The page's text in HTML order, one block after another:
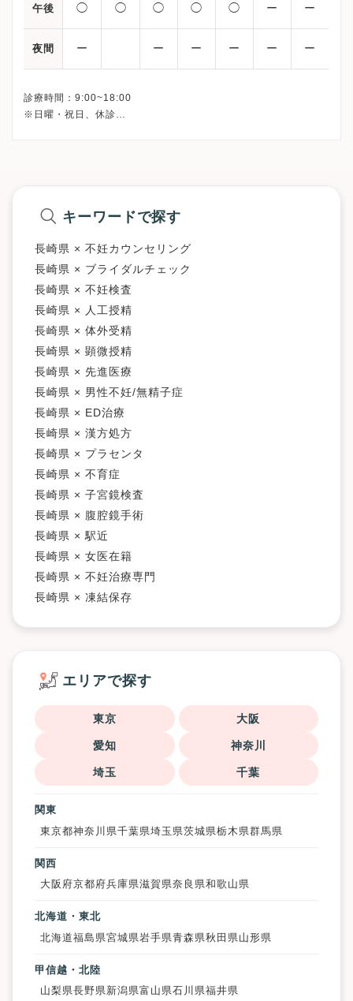
午後 ◯ ◯ ◯ ◯ ◯ ー ー
夜間 ー ー ー ー ー ー
診療時間：9:00~18:00
※日曜・祝日、休診
キーワードで探す
長崎県 × 不妊カウンセリング
長崎県 × ブライダルチェック
長崎県 × 不妊検査
長崎県 × 人工授精
長崎県 × 体外受精
長崎県 × 顕微授精
長崎県 × 先進医療
長崎県 × 男性不妊/無精子症
長崎県 × ED治療
長崎県 × 漢方処方
長崎県 × プラセンタ
長崎県 × 不育症
長崎県 × 子宮鏡検査
長崎県 × 腹腔鏡手術
長崎県 × 駅近
長崎県 × 女医在籍
長崎県 × 不妊治療専門
長崎県 × 凍結保存
エリアで探す
東京 大阪
愛知 神奈川
埼玉 千葉
関東
東京都神奈川県千葉県埼玉県茨城県栃木県群馬県
関西
大阪府京都府兵庫県滋賀県奈良県和歌山県
北海道・東北
北海道福島県宮城県岩手県青森県秋田県 山形県
甲信越・北陸
山梨県長野県新潟県富山県石川県福井県